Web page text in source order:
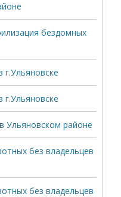
бездомных
Ульяновском районе
без владельцев
без владельцев